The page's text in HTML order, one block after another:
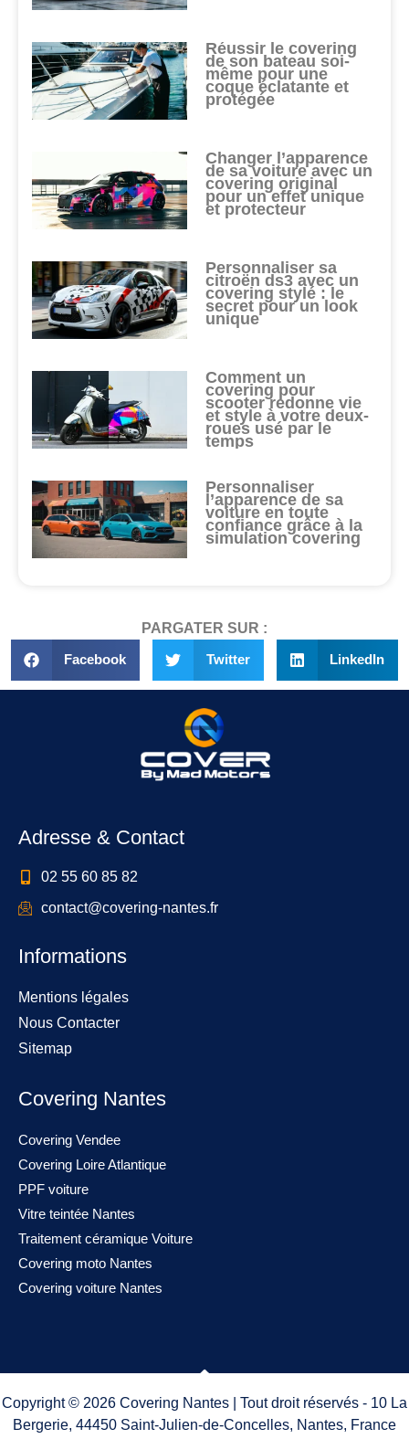
Réussir le covering
de son bateau soi-
même pour une
coque éclatante et
protégée
Changer l’apparence
de sa voiture avec un
covering original
pour un effet unique
et protecteur
Personnaliser sa
citroën ds3 avec un
covering stylé : le
secret pour un look
unique
Comment un
covering pour
scooter redonne vie
et style à votre deux-
roues usé par le
temps
Personnaliser
l’apparence de sa
voiture en toute
confiance grâce à la
simulation covering
PARGATER SUR :
Facebook Twitter LinkedIn
Adresse & Contact
02 55 60 85 82
contact@covering-nantes.fr
Informations
Mentions légales
Nous Contacter
Sitemap
Covering Nantes
Covering Vendee
Covering Loire Atlantique
PPF voiture
Vitre teintée Nantes
Traitement céramique Voiture
Covering moto Nantes
Covering voiture Nantes
Copyright © 2026 Covering Nantes | Tout droit réservés - 10 La
Bergerie, 44450 Saint-Julien-de-Concelles, Nantes, France